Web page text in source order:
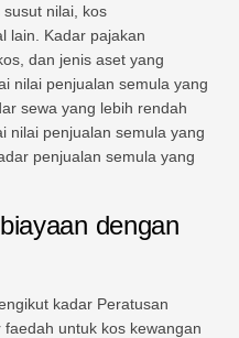
nilai, kos
lain. Kadar pajakan
dan jenis aset yang
nilai penjualan semula yang
sewa yang lebih rendah
nilai penjualan semula yang
penjualan semula yang
dengan
kadar Peratusan
untuk kos kewangan